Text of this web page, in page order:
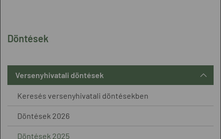
Döntések
Versenyhivatali döntések
Keresés versenyhivatali döntésekben
Döntések 2026
Döntések 2025